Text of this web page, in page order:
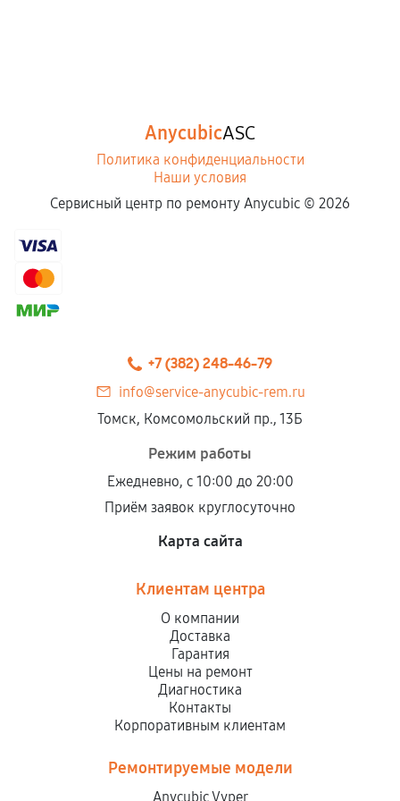
AnycubicASC
Политика конфиденциальности
Наши условия
Сервисный центр по ремонту Anycubic © 2026
+7 (382) 248-46-79
info@service-anycubic-rem.ru
Томск, Комсомольский пр., 13Б
Режим работы
Ежедневно, с 10:00 до 20:00
Приём заявок круглосуточно
Карта сайта
Клиентам центра
О компании
Доставка
Гарантия
Цены на ремонт
Диагностика
Контакты
Корпоративным клиентам
Ремонтируемые модели
Anycubic Vyper